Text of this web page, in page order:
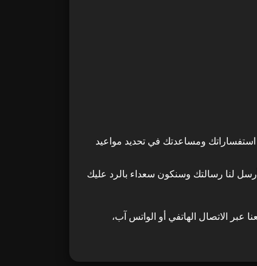
للإجابة على جميع استفساراتك ومساعدتك في تحديد مواعيد
عملية التواصل، يمكنك أيضًا التواصل معنا عبر تطبيق الواتس آب على نفس الرقم 0585844555. أرسل لنا رسالتك وسنكون سعداء بالرد عليك
عبر الاتصال الهاتفي أو الواتس آب،